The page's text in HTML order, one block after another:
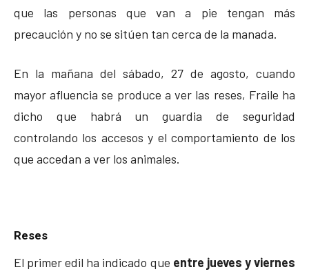
que las personas que van a pie tengan más
precaución y no se sitúen tan cerca de la manada.
En la mañana del sábado, 27 de agosto, cuando
mayor afluencia se produce a ver las reses, Fraile ha
dicho que habrá un guardia de seguridad
controlando los accesos y el comportamiento de los
que accedan a ver los animales.
Reses
El primer edil ha indicado que entre jueves y viernes